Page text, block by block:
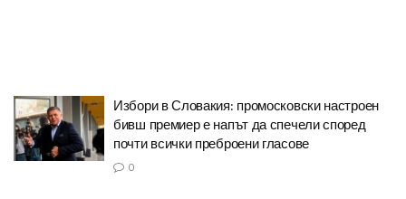
Избори в Словакия: промосковски настроен
бивш премиер е напът да спечели според
почти всички преброени гласове
0